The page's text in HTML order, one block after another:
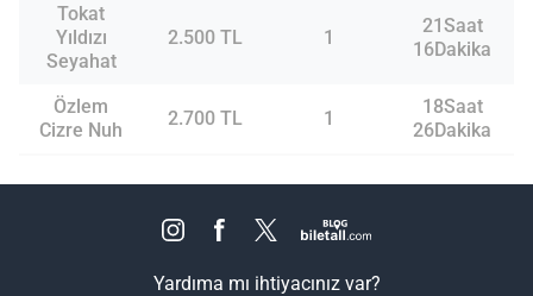
Tokat
Yıldızı
Seyahat
2.500 TL 1
21Saat
16Dakika
Özlem
Cizre Nuh
2.700 TL 1
18Saat
26Dakika
Yardıma mı ihtiyacınız var?